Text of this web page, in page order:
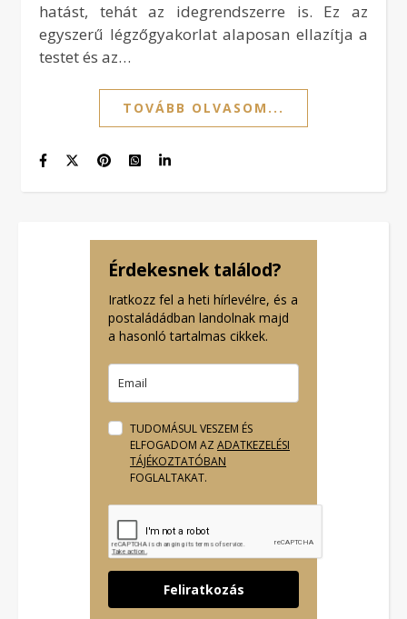
hatást, tehát az idegrendszerre is. Ez az
egyszerű légzőgyakorlat alaposan ellazítja a
testet és az…
TOVÁBB OLVASOM...
Érdekesnek találod?
Iratkozz fel a heti hírlevélre, és a
postaládádban landolnak majd
a hasonló tartalmas cikkek.
TUDOMÁSUL VESZEM ÉS
ELFOGADOM AZ ADATKEZELÉSI
TÁJÉKOZTATÓBAN
FOGLALTAKAT.
Feliratkozás